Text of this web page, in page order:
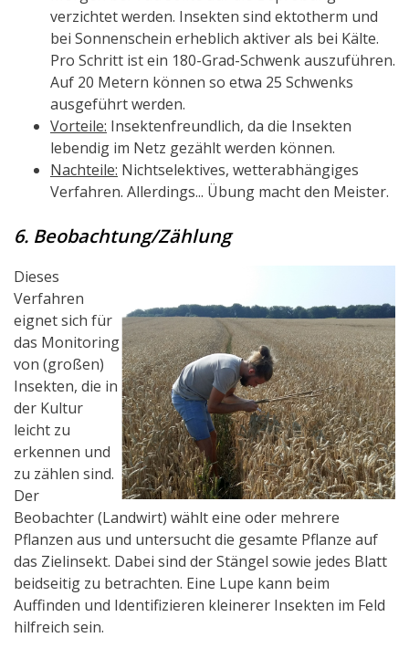
verzichtet werden. Insekten sind ektotherm und
bei Sonnenschein erheblich aktiver als bei Kälte.
Pro Schritt ist ein 180-Grad-Schwenk auszuführen.
Auf 20 Metern können so etwa 25 Schwenks
ausgeführt werden.
Vorteile: Insektenfreundlich, da die Insekten
lebendig im Netz gezählt werden können.
Nachteile: Nichtselektives, wetterabhängiges
Verfahren. Allerdings... Übung macht den Meister.
6. Beobachtung/Zählung
Dieses
Verfahren
eignet sich für
das Monitoring
von (großen)
Insekten, die in
der Kultur
leicht zu
erkennen und
zu zählen sind.
Der
Beobachter (Landwirt) wählt eine oder mehrere
Pflanzen aus und untersucht die gesamte Pflanze auf
das Zielinsekt. Dabei sind der Stängel sowie jedes Blatt
beidseitig zu betrachten. Eine Lupe kann beim
Auffinden und Identifizieren kleinerer Insekten im Feld
hilfreich sein.